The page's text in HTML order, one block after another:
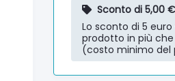
Sconto di 5,00 €
Lo sconto di 5
prodotto in più
(costo minimo del